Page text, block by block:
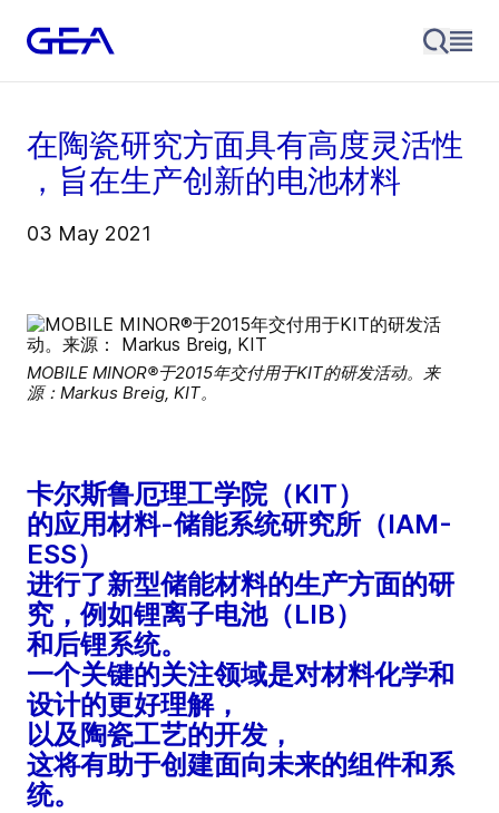
在陶瓷研究方面具有高度灵活性
，旨在生产创新的电池材料
03 May 2021
MOBILE MINOR®于2015年交付用于KIT的研发活动。来
源：Markus Breig, KIT。
卡尔斯鲁厄理工学院（KIT）
的应用材料-储能系统研究所（IAM-
ESS）
进行了新型储能材料的生产方面的研
究，例如锂离子电池（LIB）
和后锂系统。
一个关键的关注领域是对材料化学和
设计的更好理解，
以及陶瓷工艺的开发，
这将有助于创建面向未来的组件和系
统。